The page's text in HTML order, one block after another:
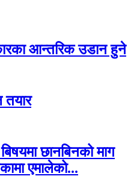
आन्तरिक उडान हुने
तयार
छानबिनको माग
एमालेको...